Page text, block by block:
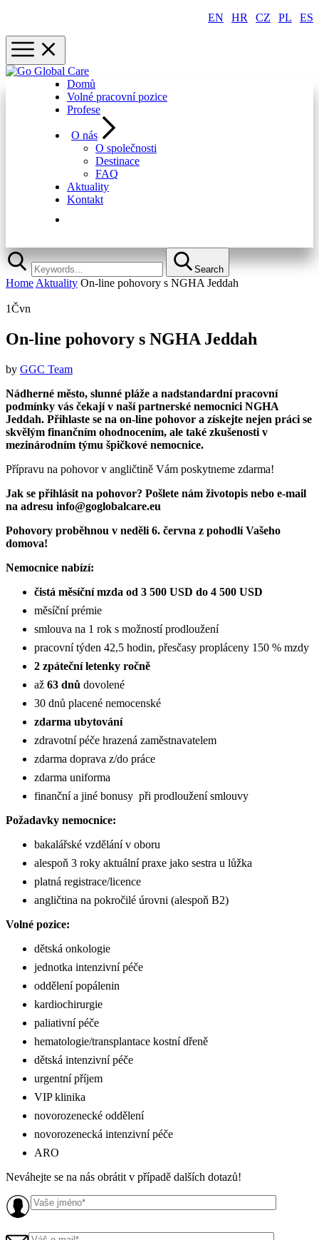
EN HR CZ PL ES
Domů
Volné pracovní pozice
Profese
O nás
O společnosti
Destinace
FAQ
Aktuality
Kontakt
Search
Home Aktuality On-line pohovory s NGHA Jeddah
1Čvn
On-line pohovory s NGHA Jeddah
by GGC Team
Nádherné město, slunné pláže a nadstandardní pracovní
podmínky vás čekají v naší partnerské nemocnici NGHA
Jeddah. Přihlaste se na on-line pohovor a získejte nejen práci se
skvělým finančním ohodnocením, ale také zkušenosti v
mezinárodním týmu špičkové nemocnice.
Přípravu na pohovor v angličtině Vám poskytneme zdarma!
Jak se přihlásit na pohovor? Pošlete nám životopis nebo e-mail
na adresu info@goglobalcare.eu
Pohovory proběhnou v neděli 6. června z pohodlí Vašeho
domova!
Nemocnice nabízí:
čistá měsíční mzda od 3 500 USD do 4 500 USD
měsíční prémie
smlouva na 1 rok s možností prodloužení
pracovní týden 42,5 hodin, přesčasy propláceny 150 % mzdy
2 zpáteční letenky ročně
až 63 dnů dovolené
30 dnů placené nemocenské
zdarma ubytování
zdravotní péče hrazená zaměstnavatelem
zdarma doprava z/do práce
zdarma uniforma
finanční a jiné bonusy při prodloužení smlouvy
Požadavky nemocnice:
bakalářské vzdělání v oboru
alespoň 3 roky aktuální praxe jako sestra u lůžka
platná registrace/licence
angličtina na pokročilé úrovni (alespoň B2)
Volné pozice:
dětská onkologie
jednotka intenzivní péče
oddělení popálenin
kardiochirurgie
paliativní péče
hematologie/transplantace kostní dřeně
dětská intenzivní péče
urgentní příjem
VIP klinika
novorozenecké oddělení
novorozenecká intenzivní péče
ARO
Neváhejte se na nás obrátit v případě dalších dotazů!